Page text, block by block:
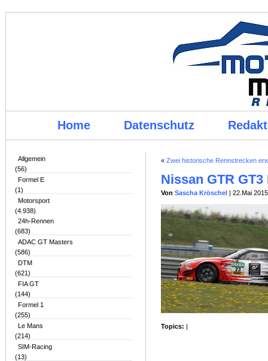
Home Datenschutz
Allgemein
(56)
Formel E
(1)
Motorsport
(4.938)
24h-Rennen
(683)
ADAC GT Masters
(586)
DTM
(621)
FIA GT
(144)
Formel 1
(255)
Le Mans
(214)
SIM-Racing
(13)
« Zwei historische Rennstrecken
Nissan GTR GT3
Von Sascha Kröschel | 22.Mai 2015
Topics: |